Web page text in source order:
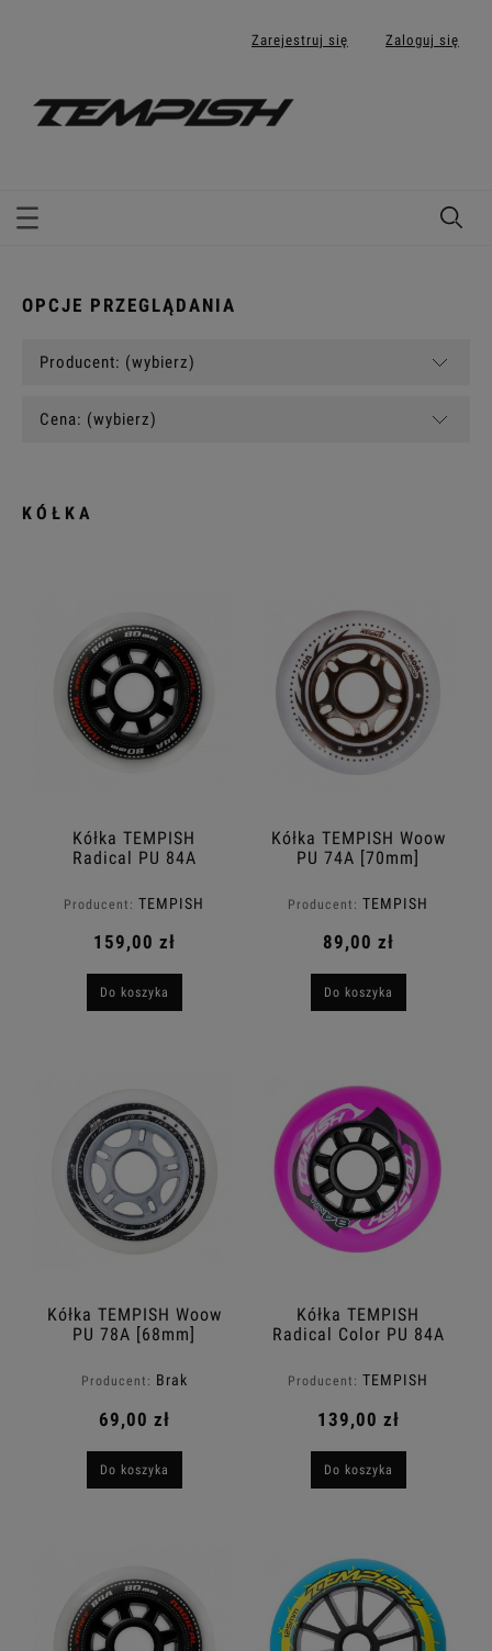
Zarejestruj się Zaloguj się
OPCJE PRZEGLĄDANIA
Producent: (wybierz)
Cena: (wybierz)
KÓŁKA
Kółka TEMPISH
Radical PU 84A
Producent: TEMPISH
159,00 zł
Do koszyka
Kółka TEMPISH Woow
PU 74A [70mm]
Producent: TEMPISH
89,00 zł
Do koszyka
Kółka TEMPISH Woow
PU 78A [68mm]
Producent: Brak
69,00 zł
Do koszyka
Kółka TEMPISH
Radical Color PU 84A
Producent: TEMPISH
139,00 zł
Do koszyka